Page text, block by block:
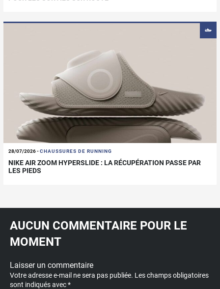
28/07/2026-CHAUSSURES DE RUNNING
NIKE AIR ZOOM HYPERSLIDE : LA RÉCUPÉRATION PASSE PAR
LES PIEDS
AUCUN COMMENTAIRE POUR LE
MOMENT
Laisser un commentaire
Votre adresse e-mail ne sera pas publiée. Les champs obligatoires
sont indiqués avec*